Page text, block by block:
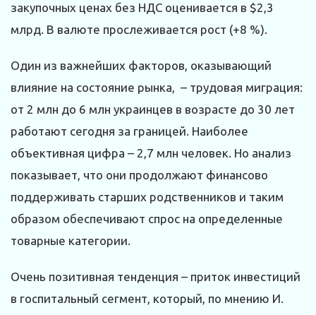
закупочных ценах без НДС оценивается в $2,3
млрд. В валюте прослеживается рост (+8 %).
Один из важнейших факторов, оказывающий
влияние на состояние рынка, – трудовая миграция:
от 2 млн до 6 млн украинцев в возрасте до 30 лет
работают сегодня за границей. Наиболее
объективная цифра – 2,7 млн человек. Но анализ
показывает, что они продолжают финансово
поддерживать старших родственников и таким
образом обеспечивают спрос на определенные
товарные категории.
Очень позитивная тенденция – приток инвестиций
в госпитальный сегмент, который, по мнению И.